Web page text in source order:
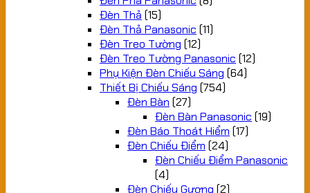
Đèn Thả (15)
Đèn Thả Panasonic (11)
Đèn Treo Tường (12)
Đèn Treo Tường Panasonic (12)
Phụ Kiện Đèn Chiếu Sáng (64)
Thiết Bị Chiếu Sáng (754)
Đèn Bàn (27)
Đèn Bàn Panasonic (19)
Đèn Báo Thoát Hiểm (17)
Đèn Chiếu Điểm (24)
Đèn Chiếu Điểm Panasonic
(4)
Đèn Chiếu Gương (2)